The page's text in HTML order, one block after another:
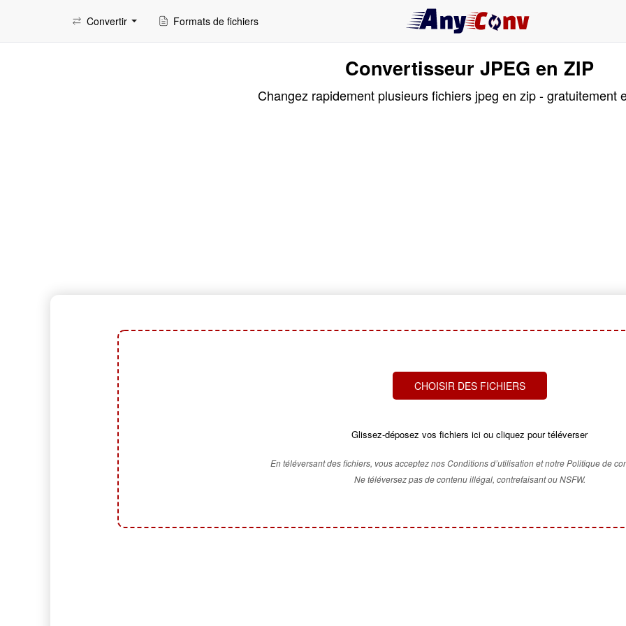
Convertir Formats de fichiers
Convertisseur JPEG en ZIP
Changez rapidement plusieurs fichiers jpeg en zip - gratuitement
CHOISIR DES FICHIERS
Glissez-déposez vos fichiers ici ou cliquez pour téléverser
En téléversant des fichiers, vous acceptez nos Conditions d’utilisation et notre Politique de
Ne téléversez pas de contenu illégal, contrefaisant ou NSFW.